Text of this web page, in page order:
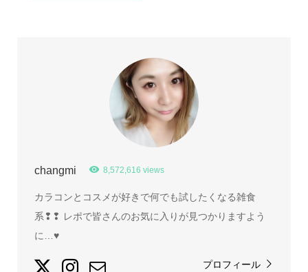
changmi 8,572,616 views
カラコンとコスメが好きで何でも試したくなる雑食
系❢❢ レポで皆さんのお気に入りが見つかりますよう
に…♥
プロフィール